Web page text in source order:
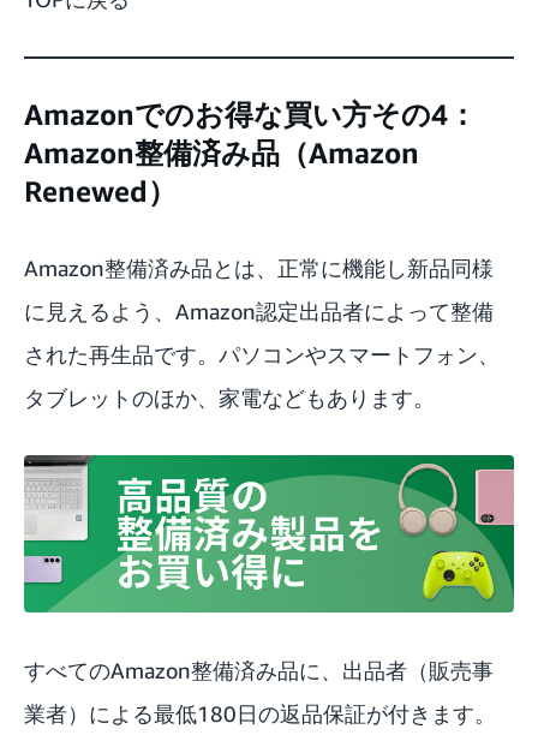
Amazonでのお得な買い方その4：
Amazon整備済み品（Amazon
Renewed）
Amazon整備済み品とは、正常に機能し新品同様
に見えるよう、Amazon認定出品者によって整備
された再生品です。パソコンやスマートフォン、
タブレットのほか、家電などもあります。
すべてのAmazon整備済み品に、出品者（販売事
業者）による最低180日の返品保証が付きます。